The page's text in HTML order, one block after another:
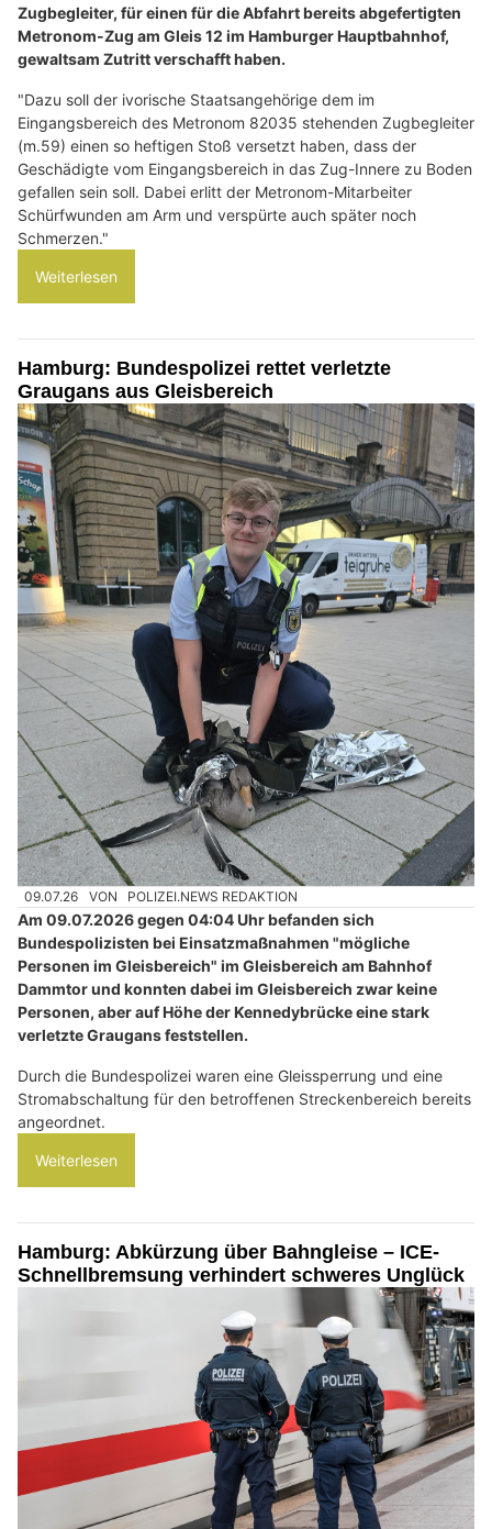
Zugbegleiter, für einen für die Abfahrt bereits abgefertigten
Metronom-Zug am Gleis 12 im Hamburger Hauptbahnhof,
gewaltsam Zutritt verschafft haben.
"Dazu soll der ivorische Staatsangehörige dem im
Eingangsbereich des Metronom 82035 stehenden Zugbegleiter
(m.59) einen so heftigen Stoß versetzt haben, dass der
Geschädigte vom Eingangsbereich in das Zug-Innere zu Boden
gefallen sein soll. Dabei erlitt der Metronom-Mitarbeiter
Schürfwunden am Arm und verspürte auch später noch
Schmerzen."
Weiterlesen
Hamburg: Bundespolizei rettet verletzte
Graugans aus Gleisbereich
09.07.26 VON POLIZEI.NEWS REDAKTION
Am 09.07.2026 gegen 04:04 Uhr befanden sich
Bundespolizisten bei Einsatzmaßnahmen "mögliche
Personen im Gleisbereich" im Gleisbereich am Bahnhof
Dammtor und konnten dabei im Gleisbereich zwar keine
Personen, aber auf Höhe der Kennedybrücke eine stark
verletzte Graugans feststellen.
Durch die Bundespolizei waren eine Gleissperrung und eine
Stromabschaltung für den betroffenen Streckenbereich bereits
angeordnet.
Weiterlesen
Hamburg: Abkürzung über Bahngleise – ICE-
Schnellbremsung verhindert schweres Unglück